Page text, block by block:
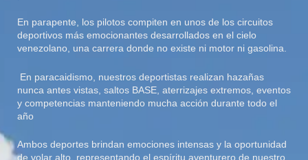
En parapente, los pilotos compiten en unos de los circuitos
deportivos más emocionantes desarrollados en el cielo
venezolano, una carrera donde no existe ni motor ni gasolina.
En paracaidismo, nuestros deportistas realizan hazañas
nunca antes vistas, saltos BASE, aterrizajes extremos, eventos
y competencias manteniendo mucha acción durante todo el
año
Ambos deportes brindan emociones intensas y la oportunidad
de volar alto, representando el espíritu aventurero de nuestro